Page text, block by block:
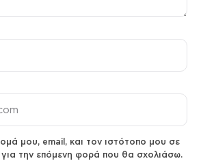
μου, email, και τον ιστότοπο μου σε
την επόμενη φορά που θα σχολιάσω.